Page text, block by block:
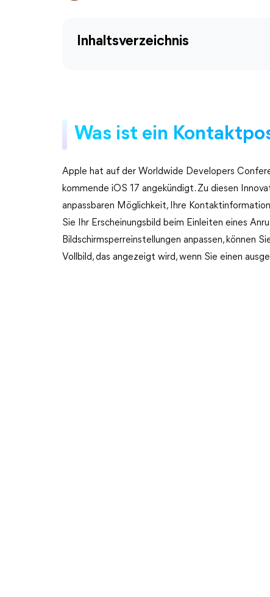
Inhaltsverzeichnis
Was ist ein
Apple hat auf der Worldwide Developers
kommende iOS 17 angekündigt. Zu diesen
anpassbaren Möglichkeit, Ihre
Sie Ihr Erscheinungsbild beim Einleiten eines
Bildschirmsperreinstellungen anpassen, können
Vollbild, das angezeigt wird, wenn Sie einen